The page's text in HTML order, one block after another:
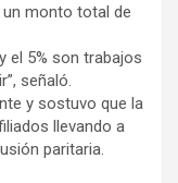
un monto total de
el 5% son trabajos
señaló.
y sostuvo que la
llevando a
paritaria.